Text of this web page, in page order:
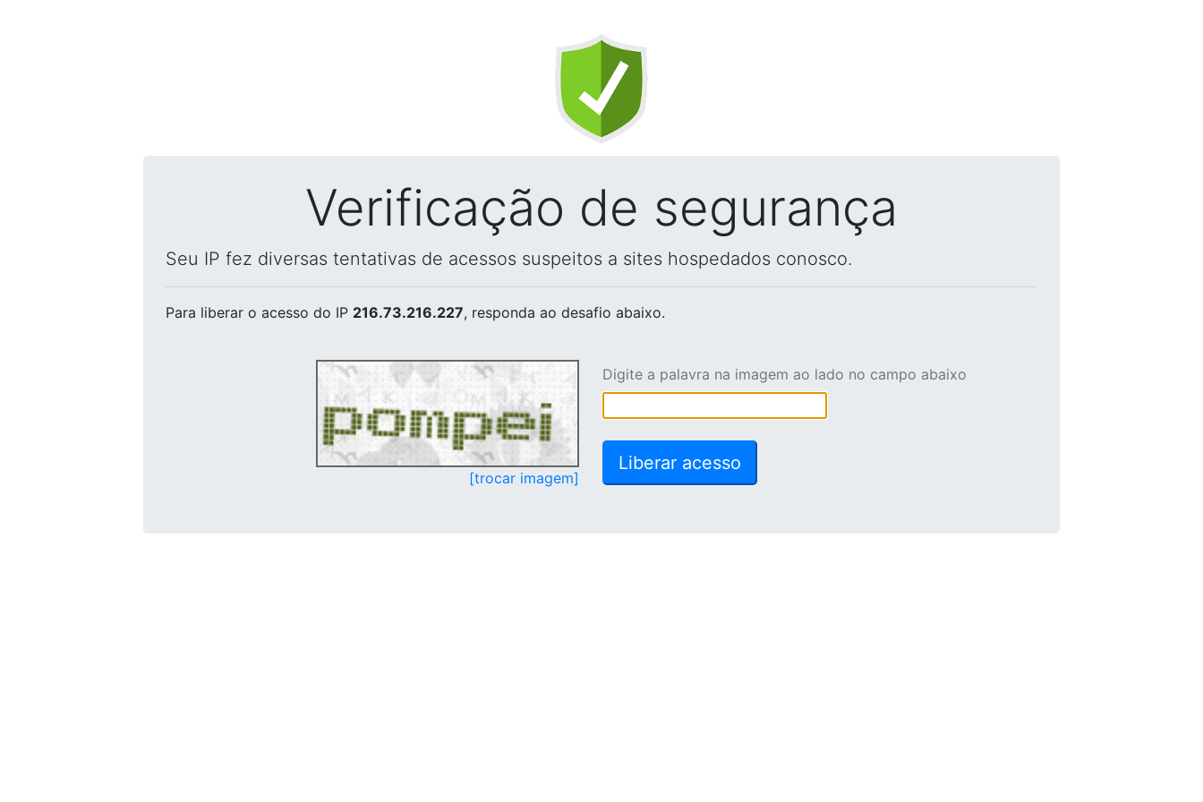
Verificação de segurança
Seu IP fez diversas tentativas de acessos suspeitos a sites hospedados conosco.
Para liberar o acesso do IP 216.73.216.227, responda ao desafio abaixo.
[trocar imagem]
Digite a palavra na imagem ao lado no campo abaixo